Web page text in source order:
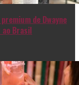
de Dwayne
ao Brasil